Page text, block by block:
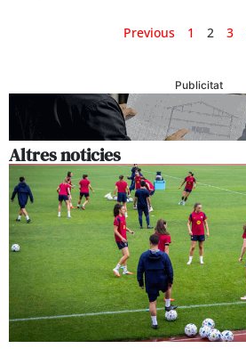
Previous 1 2 3
Publicitat
Altres noticies